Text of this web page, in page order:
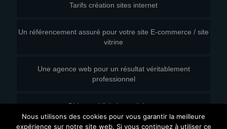
Tarifs création sites internet
Un référencement assuré pour votre site E-commerce / site
vitrine
Une agence web pour un résultat véritablement
professionnel
Objets publicitaires originaux
Nous utilisons des cookies pour vous garantir la meilleure
expérience sur notre site web. Si vous continuez à utiliser ce